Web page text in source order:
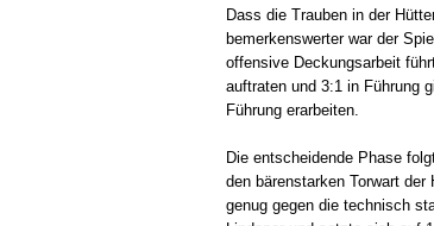
Dass die Trauben in der
bemerkenswerter war der
offensive Deckungsarbeit
auftraten und 3:1 in Führung
Führung erarbeiten.
Die entscheidende Phase
den bärenstarken Torwart
genug gegen die technisch